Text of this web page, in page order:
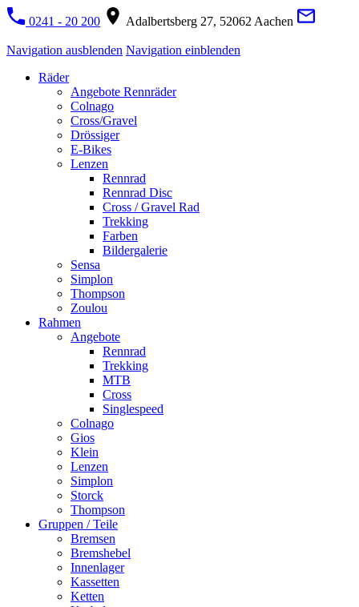
0241 - 20 200 Adalbertsberg 27, 52062 Aachen
Navigation ausblenden Navigation einblenden
Räder
Angebote Rennräder
Colnago
Cross/Gravel
Drössiger
E-Bikes
Lenzen
Rennrad
Rennrad Disc
Cross / Gravel Rad
Trekking
Farben
Bildergalerie
Sensa
Simplon
Thompson
Zoulou
Rahmen
Angebote
Rennrad
Trekking
MTB
Cross
Singlespeed
Colnago
Gios
Klein
Lenzen
Simplon
Storck
Thompson
Gruppen / Teile
Bremsen
Bremshebel
Innenlager
Kassetten
Ketten